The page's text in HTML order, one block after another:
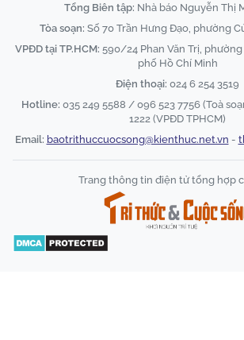
Tổng Biên tập: Nhà báo Nguyễn Thị
Tòa soạn: Số 70 Trần Hưng Đạo, phường
VPĐD tại TP.HCM: 590/24 Phan Văn Trị,
phố Hồ Chí Minh
Điện thoại: 024 6 254 3519
Hotline: 035 249 5588 / 096 523 7756 (Toà
1222 (VPĐD TPHCM)
Email: baotrithuccuocsong@kienthuc.net.vn -
Trang thông tin điện tử tổng hợp